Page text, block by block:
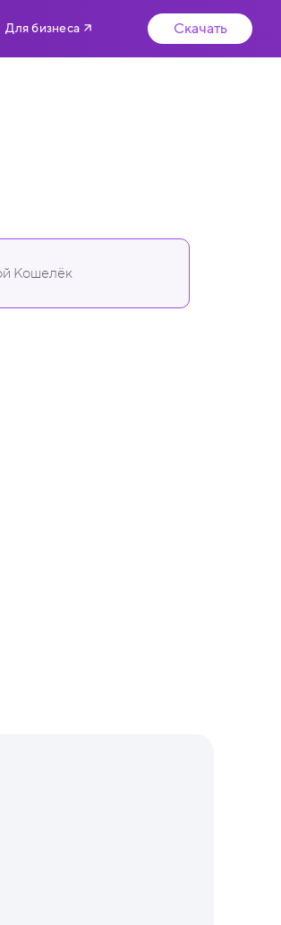
Для бизнеса Скачать
Кошелёк